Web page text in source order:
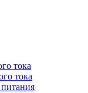
тока
тока